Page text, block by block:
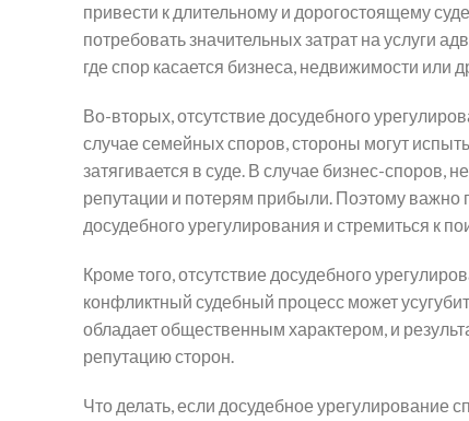
привести к длительному и дорогостоящему
потребовать значительных затрат на услуги
где спор касается бизнеса, недвижимости или
Во-вторых, отсутствие досудебного
случае семейных споров, стороны могут
затягивается в суде. В случае бизнес-споров,
репутации и потерям прибыли. Поэтому
досудебного урегулирования и стремиться к
Кроме того, отсутствие досудебного
конфликтный судебный процесс может
обладает общественным характером, и
репутацию сторон.
Что делать, если досудебное урегулирование